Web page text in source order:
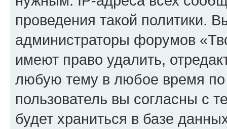
проведения такой политики.
администраторы форумов
имеют право удалить,
любую тему в любое время
пользователь вы согласны с
будет храниться в базе